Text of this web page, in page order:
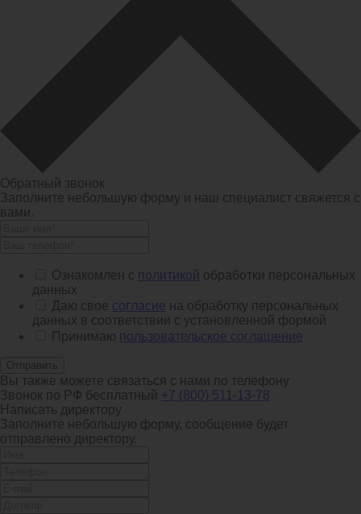
Обратный звонок
Заполните небольшую форму и наш специалист свяжется с
вами.
Ознакомлен с политикой обработки персональных
данных
Даю свое согласие на обработку персональных
данных в соответствии с установленной формой
Принимаю пользовательское соглашение
Отправить
Вы также можете связаться с нами по телефону
Звонок по РФ бесплатный +7 (800) 511-13-78
Написать директору
Заполните небольшую форму, сообщение будет
отправлено директору.